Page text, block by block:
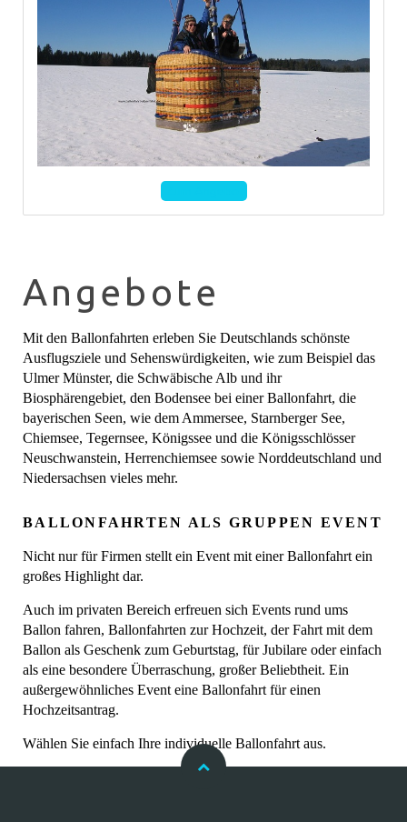
Angebote
Mit den Ballonfahrten erleben Sie Deutschlands schönste
Ausflugsziele und Sehenswürdigkeiten, wie zum Beispiel das
Ulmer Münster, die Schwäbische Alb und ihr
Biosphärengebiet, den Bodensee bei einer Ballonfahrt, die
bayerischen Seen, wie dem Ammersee, Starnberger See,
Chiemsee, Tegernsee, Königssee und die Königsschlösser
Neuschwanstein, Herrenchiemsee sowie Norddeutschland und
Niedersachsen vieles mehr.
BALLONFAHRTEN ALS GRUPPEN EVENT
Nicht nur für Firmen stellt ein Event mit einer Ballonfahrt ein
großes Highlight dar.
Auch im privaten Bereich erfreuen sich Events rund ums
Ballon fahren, Ballonfahrten zur Hochzeit, der Fahrt mit dem
Ballon als Geschenk zum Geburtstag, für Jubilare oder einfach
als eine besondere Überraschung, großer Beliebtheit. Ein
außergewöhnliches Event eine Ballonfahrt für einen
Hochzeitsantrag.
Wählen Sie einfach Ihre individuelle Ballonfahrt aus.